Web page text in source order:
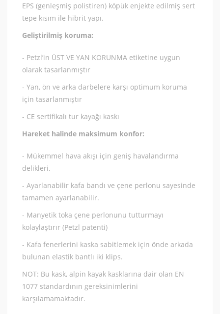
EPS (genleşmiş polistiren) köpük enjekte edilmiş sert
tepe kısım ile hibrit yapı.
Geliştirilmiş koruma:
- Petzl’in ÜST VE YAN KORUNMA etiketine uygun
olarak tasarlanmıştır
- Yan, ön ve arka darbelere karşı optimum koruma
için tasarlanmıştır
- CE sertifikalı tur kayağı kaskı
Hareket halinde maksimum konfor:
- Mükemmel hava akışı için geniş havalandırma
delikleri.
- Ayarlanabilir kafa bandı ve çene perlonu sayesinde
tamamen ayarlanabilir.
- Manyetik toka çene perlonunu tutturmayı
kolaylaştırır (Petzl patenti)
- Kafa fenerlerini kaska sabitlemek için önde arkada
bulunan elastik bantlı iki klips.
NOT: Bu kask, alpin kayak kasklarına dair olan EN
1077 standardının gereksinimlerini
karşılamamaktadır.